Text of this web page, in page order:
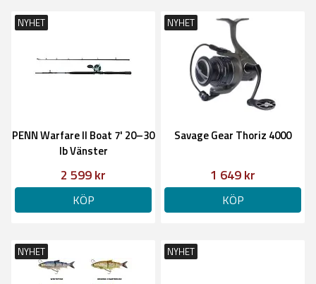
NYHET
PENN Warfare II Boat 7' 20–30
lb Vänster
2 599 kr
KÖP
NYHET
Savage Gear Thoriz 4000
1 649 kr
KÖP
NYHET NYHET